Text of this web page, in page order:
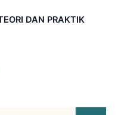
DAN PRAKTIK